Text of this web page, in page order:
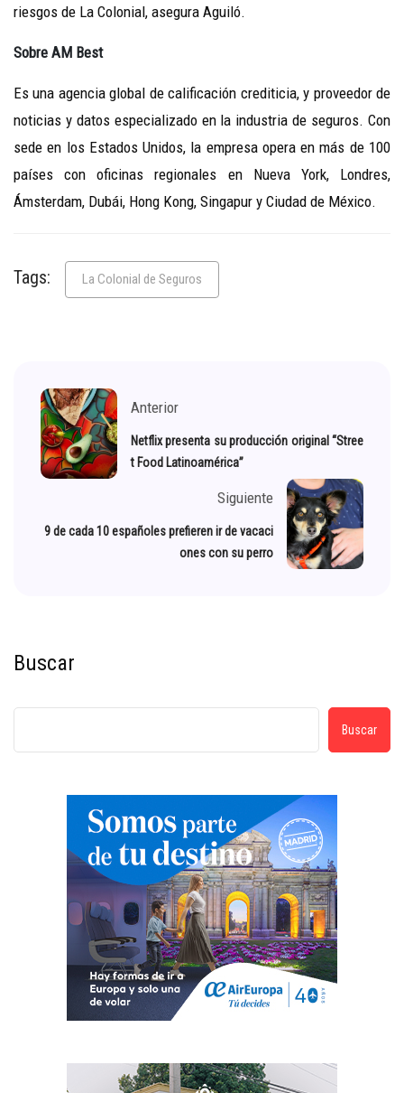
riesgos de La Colonial, asegura Aguiló.
Sobre AM Best
Es una agencia global de calificación crediticia, y proveedor de
noticias y datos especializado en la industria de seguros. Con
sede en los Estados Unidos, la empresa opera en más de 100
países con oficinas regionales en Nueva York, Londres,
Ámsterdam, Dubái, Hong Kong, Singapur y Ciudad de México.
Tags: La Colonial de Seguros
Anterior
Netflix presenta su producción original “Stree
t Food Latinoamérica”
Siguiente
9 de cada 10 españoles prefieren ir de vacaci
ones con su perro
Buscar
Buscar